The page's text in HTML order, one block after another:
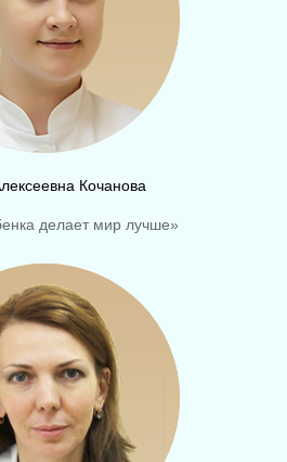
Кочанова
делает мир лучше»